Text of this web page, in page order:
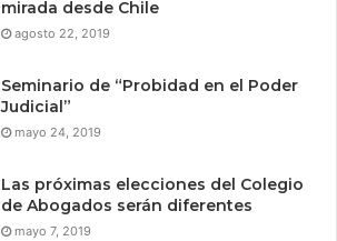
mirada desde Chile
agosto 22, 2019
Seminario de “Probidad en el Poder
Judicial”
mayo 24, 2019
Las próximas elecciones del Colegio
de Abogados serán diferentes
mayo 7, 2019